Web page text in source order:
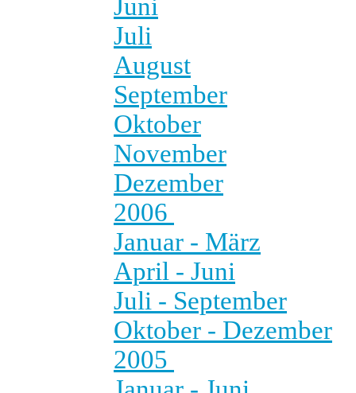
Juni
Juli
August
September
Oktober
November
Dezember
2006
Januar - März
April - Juni
Juli - September
Oktober - Dezember
2005